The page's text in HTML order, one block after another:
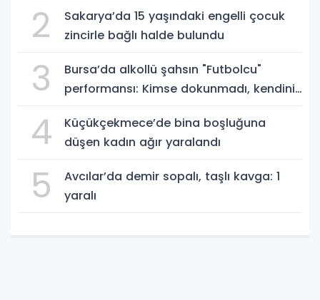
2
Sakarya’da 15 yaşındaki engelli çocuk
zincirle bağlı halde bulundu
3
Bursa’da alkollü şahsın "Futbolcu"
performansı: Kimse dokunmadı, kendini
4
Küçükçekmece’de bina boşluğuna
düşen kadın ağır yaralandı
5
Avcılar’da demir sopalı, taşlı kavga: 1
yaralı